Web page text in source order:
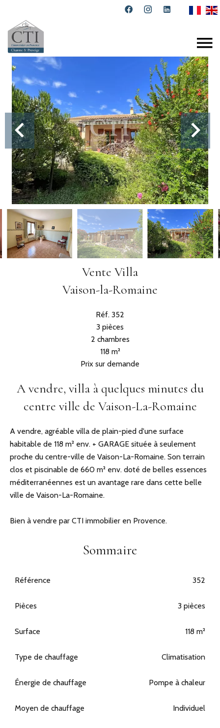
Vente Villa
Vaison-la-Romaine
Réf. 352
3 pièces
2 chambres
118 m²
Prix sur demande
A vendre, villa à quelques minutes du
centre ville de Vaison-La-Romaine
A vendre, agréable villa de plain-pied d'une surface
habitable de 118 m² env. + GARAGE située à seulement
proche du centre-ville de Vaison-La-Romaine. Son terrain
clos et piscinable de 660 m² env. doté de belles essences
méditerranéennes est un avantage rare dans cette belle
ville de Vaison-La-Romaine.
Bien à vendre par CTI immobilier en Provence.
Sommaire
Référence 352
Pièces 3 pièces
Surface 118 m²
Type de chauffage Climatisation
Énergie de chauffage Pompe à chaleur
Moyen de chauffage Individuel